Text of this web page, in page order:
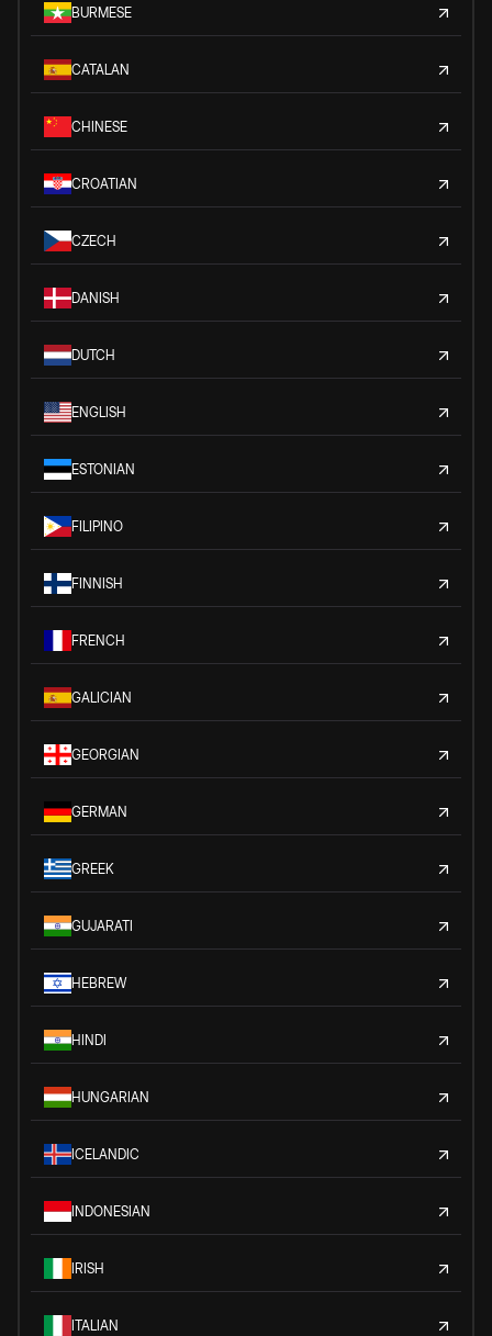
BURMESE
CATALAN
CHINESE
CROATIAN
CZECH
DANISH
DUTCH
ENGLISH
ESTONIAN
FILIPINO
FINNISH
FRENCH
GALICIAN
GEORGIAN
GERMAN
GREEK
GUJARATI
HEBREW
HINDI
HUNGARIAN
ICELANDIC
INDONESIAN
IRISH
ITALIAN